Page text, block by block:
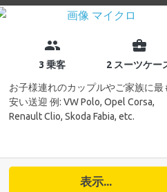
group
3 乗客
business_center
2 スーツケー
お子様連れのカップルやご家族に最
安い送迎 例: VW Polo, Opel Corsa,
Renault Clio, Skoda Fabia, etc.
表示...